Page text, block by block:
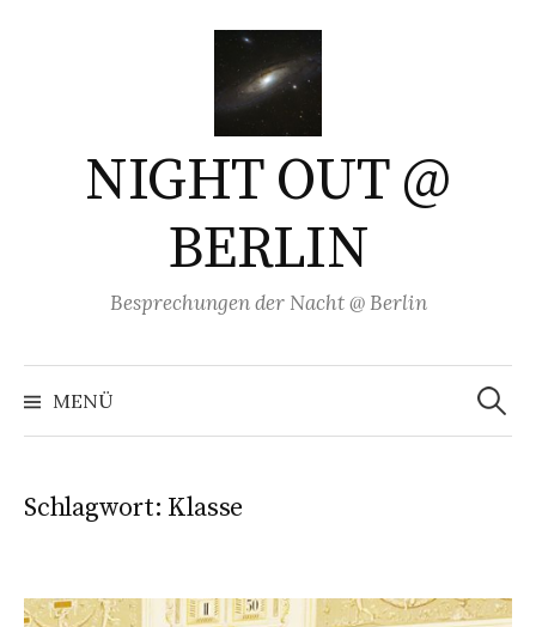
NIGHT OUT @
BERLIN
Besprechungen der Nacht @ Berlin
MENÜ
Suchen
nach:
Schlagwort: Klasse